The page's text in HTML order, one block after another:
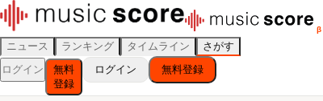
β
ニュース ランキング タイムライン
さがす
ログイン
無料
登録
ログイン 無料登録